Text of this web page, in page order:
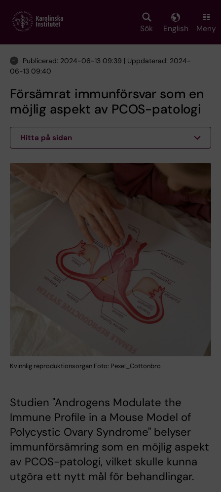
main
Sök English Meny
Publicerad: 2024-06-13 09:39 | Uppdaterad: 2024-
06-13 09:40
Försämrat immunförsvar som en
möjlig aspekt av PCOS-patologi
Hitta på sidan
Kvinnlig reproduktionsorgan Foto: Pexel_Cottonbro
Studien "Androgens Modulate the
Immune Profile in a Mouse Model of
Polycystic Ovary Syndrome" belyser
immunförsämring som en möjlig aspekt
av PCOS-patologi, vilket skulle kunna
utgöra ett nytt mål för behandlingar.